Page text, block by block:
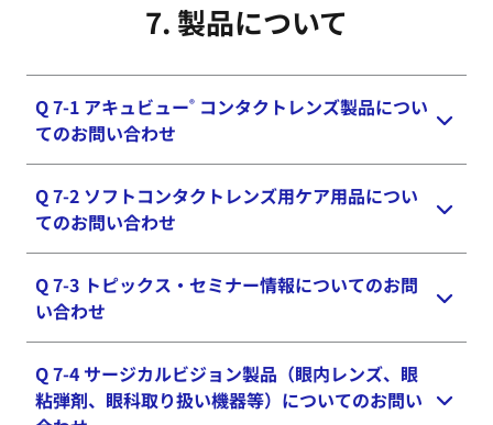
ブラウザのバージョンが低い場合は、正しく動作し
いください。
デスクトップ：
Chrome - 最新バージョン
Safari - 最新バージョン
Microsoft Edge- 最新バージョン
Firefox - 最新バージョン
モバイル＆タブレット：
iOS 10以降 - Safariブラウザ
Android 5以降 - Chromeブラウザ
7. 製品に​ついて
Q 7-1 アキュビュー® コンタクトレンズ製品につい
てのお問い合わせ
お問い合わせフォームへ
※ お問い合わせをいただきましてからご回答まで
には、数日をいただくことがございますので、あら
かじめご了承ください。
※ システム等の障害が生じることにより、返信を
お届けできないこともございます。数日経過しても
返信が届かない場合は、恐れ入りますがフリーダイ
ヤル0120-232-282（土日祝日除く 9:00～17:30）
までお問い合わせください。
Q 7-2 ソフトコンタクトレンズ用ケア用品につい
てのお問い合わせ
アキュビュー® リバイタレンズ®の製造販売元はエ
イエムオー・ジャパン株式会社となります。
当該製品へのお問い合わせは、下記お客様フリーダ
イヤルをご利用ください。
Q 7-3 トピックス・セミナー情報についてのお問
い合わせ
弊社担当営業にご連絡下さい。
Q 7-4 サージカルビジョン製品（眼内レンズ、眼
粘弾剤、眼科取り扱い機器等）についてのお問い